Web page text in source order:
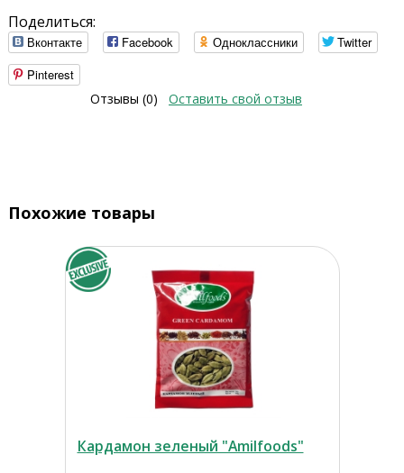
Поделиться:
Вконтакте Facebook Одноклассники
Twitter
Pinterest
Отзывы (0)
Оставить свой отзыв
Похожие товары
Кардамон зеленый "Amilfoods"